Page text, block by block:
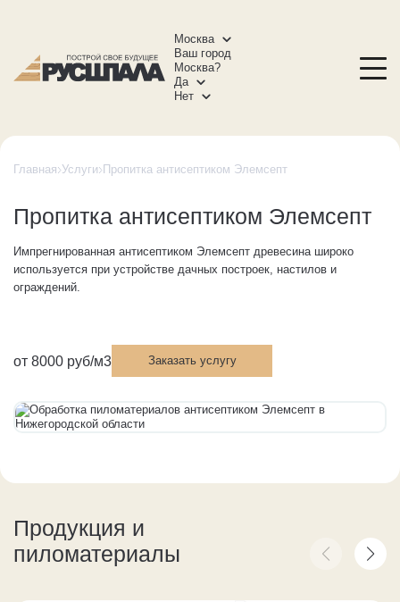
Москва
Ваш город
Москва?
Да
Нет
Главная Услуги Пропитка антисептиком Элемсепт
Пропитка антисептиком Элемсепт
Импрегнированная антисептиком Элемсепт древесина широко
используется при устройстве дачных построек, настилов и
ограждений.
от 8000 руб/м3 Заказать услугу
Продукция и
пиломатериалы